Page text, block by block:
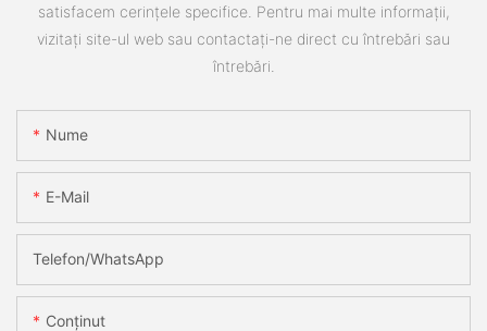
satisfacem cerințele specifice. Pentru mai multe informații,
vizitați site-ul web sau contactați-ne direct cu întrebări sau
întrebări.
Nume
E-Mail
Telefon/WhatsApp
Conţinut